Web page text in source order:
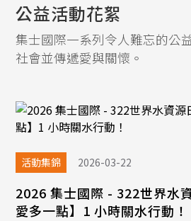
公益活動花絮
集士國際一系列令人難忘的公
社會並傳遞愛與關懷。
活動集錦 2026-03-22
2026 集士國際 - 322世界水
愛多一點】1 小時關水行動！